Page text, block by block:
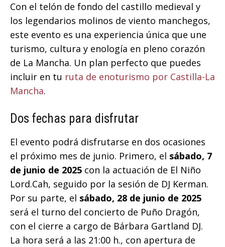
Con el telón de fondo del castillo medieval y
los legendarios molinos de viento manchegos,
este evento es una experiencia única que une
turismo, cultura y enología en pleno corazón
de La Mancha. Un plan perfecto que puedes
incluir en tu ruta de enoturismo por Castilla-La
Mancha.
Dos fechas para disfrutar
El evento podrá disfrutarse en dos ocasiones
el próximo mes de junio. Primero, el sábado, 7
de junio de 2025 con la actuación de El Niño
Lord.Cah, seguido por la sesión de DJ Kerman.
Por su parte, el sábado, 28 de junio de 2025
será el turno del concierto de Puño Dragón,
con el cierre a cargo de Bárbara Gartland DJ.
La hora será a las 21:00 h., con apertura de